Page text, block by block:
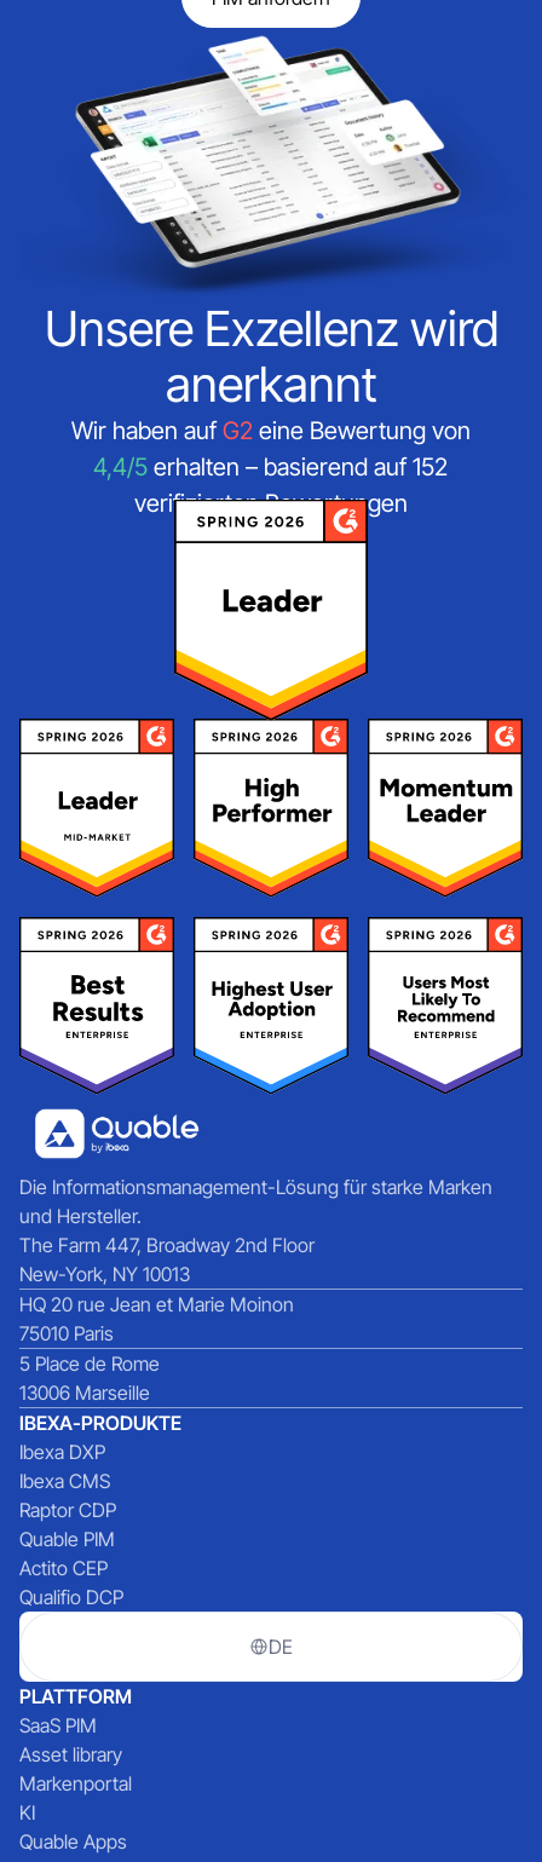
Unsere Exzellenz wird
anerkannt
Wir haben aufG2eine Bewertung von
4,4/5 erhalten – basierend auf 152
verifizierten Bewertungen
Die Informationsmanagement-Lösung für starke Marken
und Hersteller.
The Farm 447, Broadway 2nd Floor
New-York, NY 10013
HQ 20 rue Jean et Marie Moinon
75010 Paris
5 Place de Rome
13006 Marseille
IBEXA-PRODUKTE
Ibexa DXP
Ibexa CMS
Raptor CDP
Quable PIM
Actito CEP
Qualifio DCP
DE
PLATTFORM
SaaS PIM
Asset library
Markenportal
KI
Quable Apps